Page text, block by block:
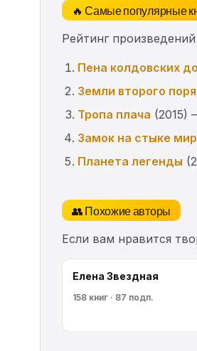
🔥 Самые популярные
Рейтинг
Пена колдовских
Земли второго
Тропа плача (2015)
Замок на стыке
Планета легенды
👥 Похожие авторы
Если вам нравится
Елена Звездная
158 книг · 87 подп.